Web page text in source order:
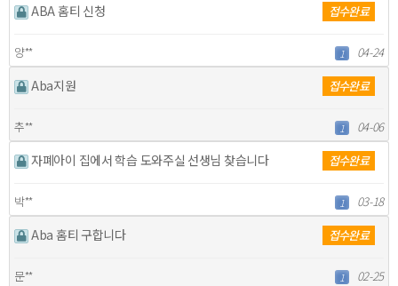
ABA 홈티 신청 접수완료
양** 1 04-24
Aba지원 접수완료
추** 1 04-06
자폐아이 집에서 학습 도와주실 선생님 찾습니다 접수완료
박** 1 03-18
Aba 홈티 구합니다 접수완료
문** 1 02-25